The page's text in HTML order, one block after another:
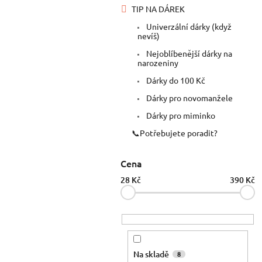
TIP NA DÁREK
Univerzální dárky (když
nevíš)
Nejoblíbenější dárky na
narozeniny
Dárky do 100 Kč
Dárky pro novomanžele
Dárky pro miminko
📞Potřebujete poradit?
Cena
28 Kč 390 Kč
Na skladě 8